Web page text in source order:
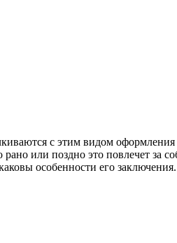
с этим видом
или поздно это повлечет за
особенности его заключения.